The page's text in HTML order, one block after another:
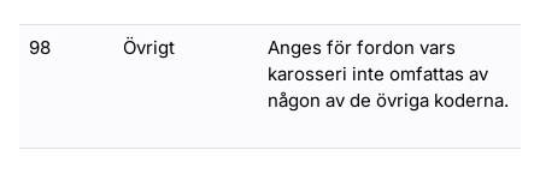
98 Övrigt
Anges för fordon vars
karosseri inte omfattas av
någon av de övriga koderna.